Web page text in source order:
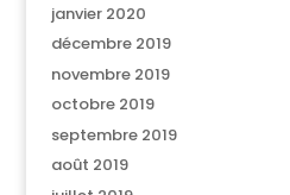
janvier 2020
décembre 2019
novembre 2019
octobre 2019
septembre 2019
août 2019